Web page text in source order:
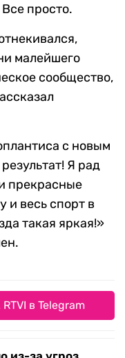
просто.
малейшего
сообщество,
с новым
Я рад
прекрасные
и весь спорт в
такая яркая!»
в Telegram